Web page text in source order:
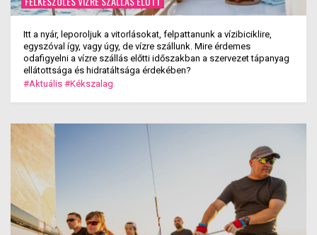
Itt a nyár, leporoljuk a vitorlásokat, felpattanunk a vízibiciklire,
egyszóval így, vagy úgy, de vízre szállunk. Mire érdemes
odafigyelni a vízre szállás előtti időszakban a szervezet tápanyag
ellátottsága és hidratáltsága érdekében?
#Aktuális #Kékszalag